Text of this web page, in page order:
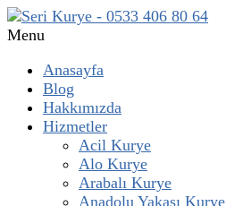
Menu
Anasayfa
Blog
Hakkımızda
Hizmetler
Acil Kurye
Alo Kurye
Arabalı Kurye
Anadolu Yakası Kurye